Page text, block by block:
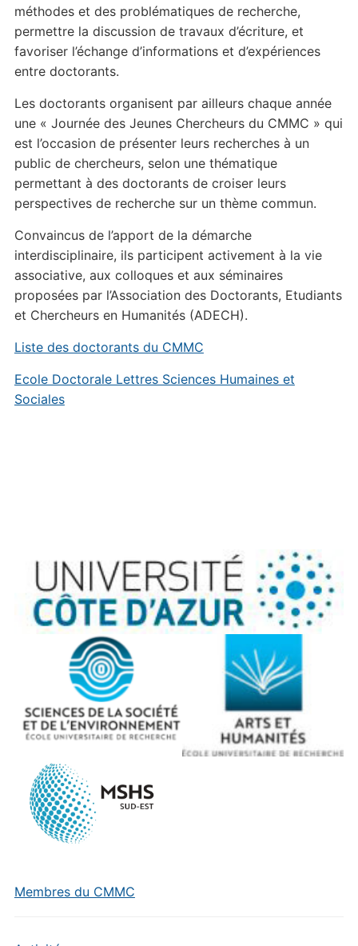
Membres du CMMC
méthodes et des problématiques de recherche,
permettre la discussion de travaux d’écriture, et
favoriser l’échange d’informations et d’expériences
entre doctorants.
Les doctorants organisent par ailleurs chaque année
une « Journée des Jeunes Chercheurs du CMMC » qui
est l’occasion de présenter leurs recherches à un
public de chercheurs, selon une thématique
permettant à des doctorants de croiser leurs
perspectives de recherche sur un thème commun.
Convaincus de l’apport de la démarche
interdisciplinaire, ils participent activement à la vie
associative, aux colloques et aux séminaires
proposées par l’Association des Doctorants, Etudiants
et Chercheurs en Humanités (ADECH).
Liste des doctorants du CMMC
Ecole Doctorale Lettres Sciences Humaines et
Sociales